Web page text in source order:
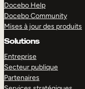
Docebo Help
Docebo Community
Mises à jour des produits
Solutions
Entreprise
Secteur publique
Partenaires